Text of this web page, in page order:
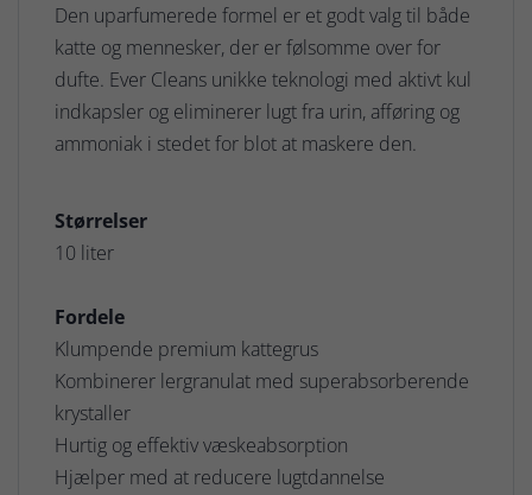
Den uparfumerede formel er et godt valg til både
katte og mennesker, der er følsomme over for
dufte. Ever Cleans unikke teknologi med aktivt kul
indkapsler og eliminerer lugt fra urin, afføring og
ammoniak i stedet for blot at maskere den.
Størrelser
10 liter
Fordele
Klumpende premium kattegrus
Kombinerer lergranulat med superabsorberende
krystaller
Hurtig og effektiv væskeabsorption
Hjælper med at reducere lugtdannelse